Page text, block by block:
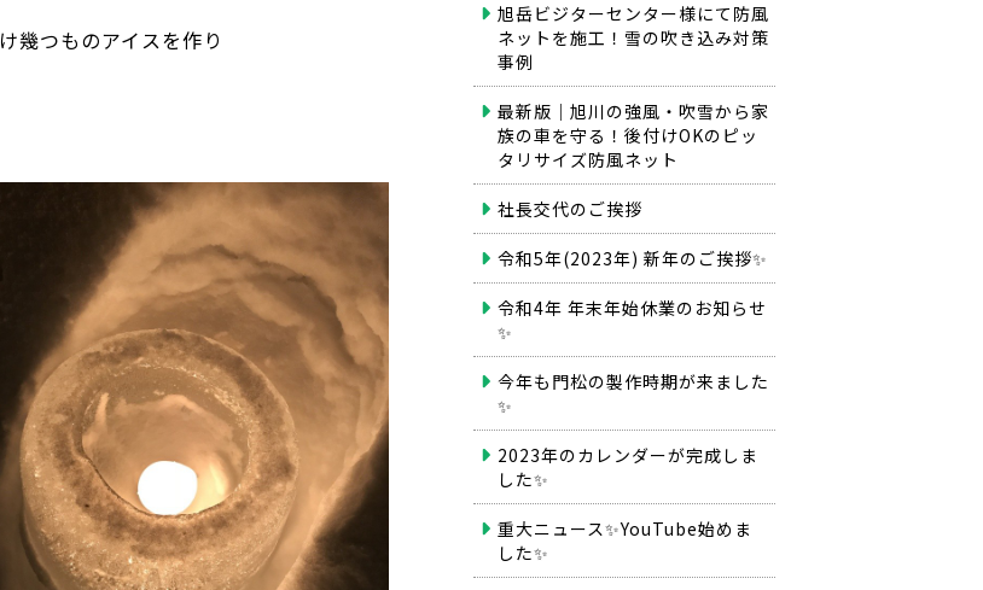
幾つものアイスを作り
旭岳ビジターセンター様にて防風
ネットを施工！雪の吹き込み対策
事例
最新版｜旭川の強風・吹雪から家
族の車を守る！後付けOKのピッ
タリサイズ防風ネット
社長交代のご挨拶
令和5年(2023年) 新年のご挨拶✨
令和4年 年末年始休業のお知らせ
✨
今年も門松の製作時期が来ました
✨
2023年のカレンダーが完成しま
した✨
重大ニュース✨YouTube始めま
した✨